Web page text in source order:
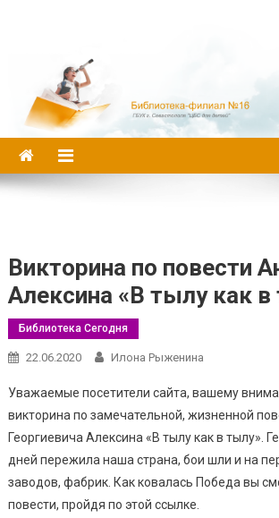
Викторина по повести
Алексина «В тылу как в
Библиотека Сегодня
22.06.2020 Илона Рыженина
Уважаемые посетители сайта, вашему
викторина по замечательной, жизненной
Георгиевича Алексина «В тылу как в тылу».
дней пережила наша страна, бои шли и на
заводов, фабрик. Как ковалась Победа вы
повести, пройдя по этой ссылке.